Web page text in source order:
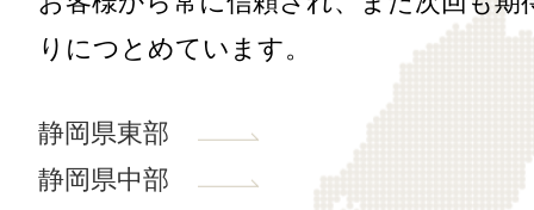
りにつとめています。
静岡県東部
静岡県中部